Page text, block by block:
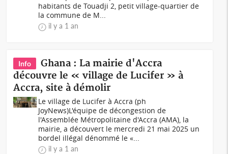
habitants de Touadji 2, petit village-quartier de
la commune de M...
il y a 1 an
Info
Ghana : La mairie d'Accra
découvre le « village de Lucifer » à
Accra, site à démolir
Le village de Lucifer à Accra (ph
JoyNews)L'équipe de décongestion de
l'Assemblée Métropolitaine d'Accra (AMA), la
mairie, a découvert le mercredi 21 mai 2025 un
bordel illégal dénommé le «...
il y a 1 an